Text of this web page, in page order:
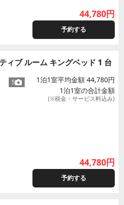
44,780円
予約する
ブ ルーム キングベッド 1 台
5
1泊1室平均金額 44,780円
1泊1室の合計金額
(※税金・サービス料込み)
44,780円
予約する